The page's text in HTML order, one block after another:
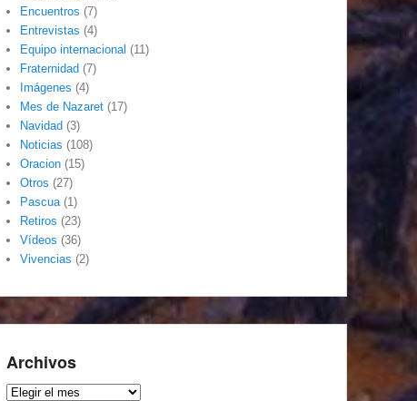
Encuentros (7)
Entrevistas (4)
Equipo internacional (11)
Fraternidad (7)
Imágenes (4)
Mes de Nazaret (17)
Navidad (3)
Noticias (108)
Oracion (15)
Otros (27)
Pascua(1)
Retiros (23)
Vídeos (36)
Vivencias (2)
Archivos
Archivos